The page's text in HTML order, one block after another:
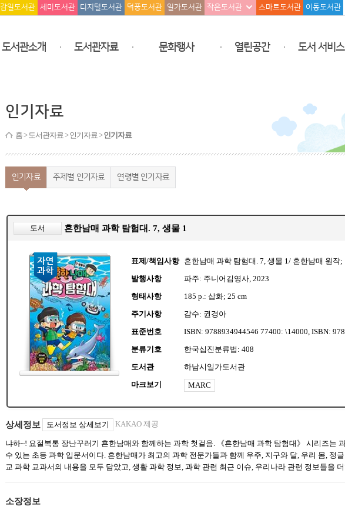
감일도서관 세미도서관 디지털도서관 덕풍도서관 일가도서관 작은도서관 스마트도서관 이동도서관
도서관소개 도서관자료 문화행사 열린공간 도서 서비스
인기자료
홈> 도서관자료 > 인기자료 >인기자료
인기자료 주제별 인기자료 연령별 인기자료